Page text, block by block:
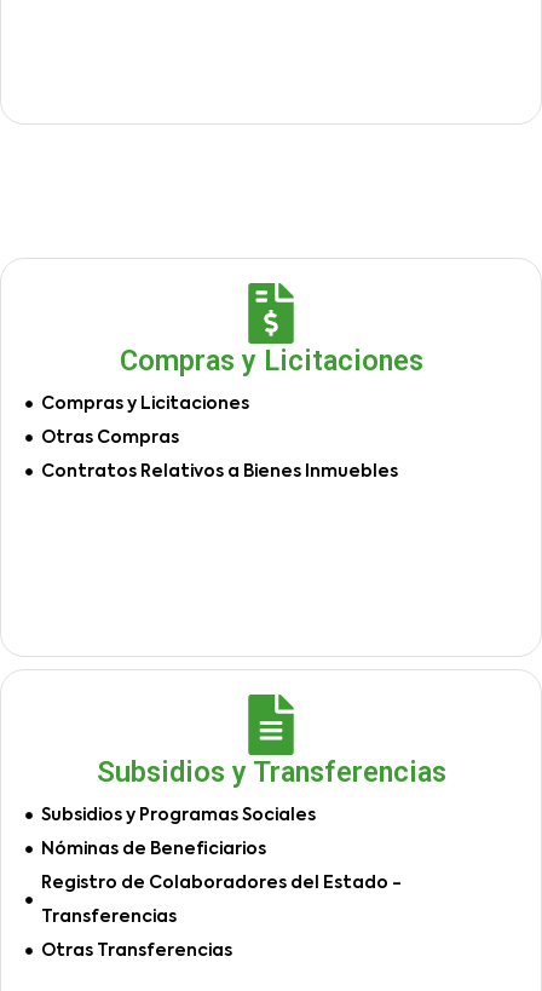
Compras y Licitaciones
Compras y Licitaciones
Otras Compras
Contratos Relativos a Bienes Inmuebles
Subsidios y Transferencias
Subsidios y Programas Sociales
Nóminas de Beneficiarios
Registro de Colaboradores del Estado -
Transferencias
Otras Transferencias